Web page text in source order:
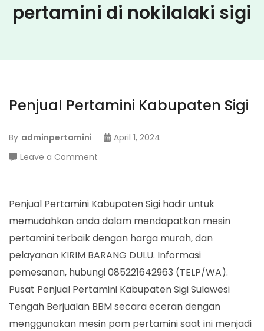
pertamini di nokilalaki sigi
Penjual Pertamini Kabupaten Sigi
By adminpertamini
April 1, 2024
Leave a Comment
Kabupaten
Sigi
Penjual Pertamini Kabupaten Sigi hadir untuk
memudahkan anda dalam mendapatkan mesin
pertamini terbaik dengan harga murah, dan
pelayanan KIRIM BARANG DULU. Informasi
pemesanan, hubungi 085221642963 (TELP/WA).
Pusat Penjual Pertamini Kabupaten Sigi Sulawesi
Tengah Berjualan BBM secara eceran dengan
menggunakan mesin pom pertamini saat ini menjadi